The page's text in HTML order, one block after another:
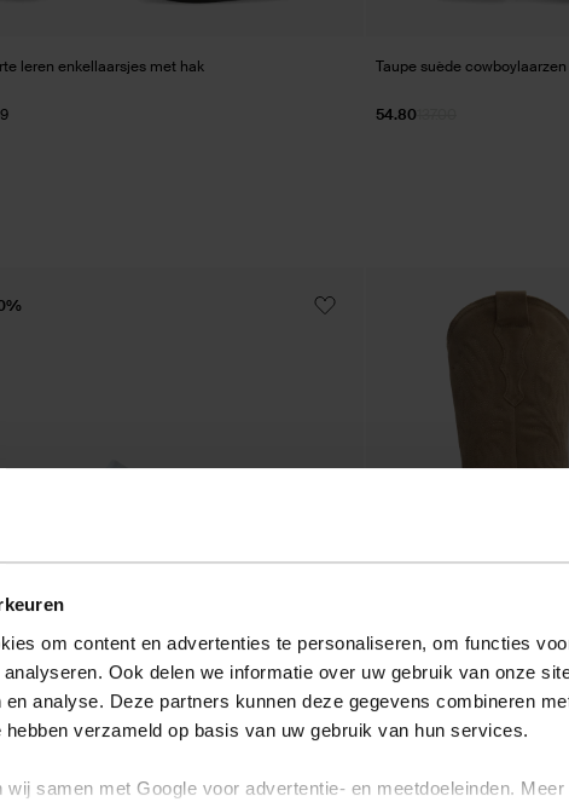
om content en advertenties te personaliseren, om functies
Ook delen we informatie over uw gebruik van onze
en analyse. Deze partners kunnen deze gegevens combineren
verzameld op basis van uw gebruik van hun services.
wij samen met Google voor advertentie- en meetdoeleinden.
leren enkellaarsjes met hak Taupe suède cowboylaarzen
54.80
sneakers met plateauzool Beige suède cowboylaarzen